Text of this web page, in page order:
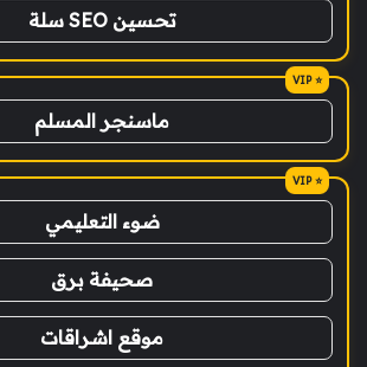
تحسين SEO سلة
ماسنجر المسلم
ضوء التعليمي
صحيفة برق
موقع اشراقات